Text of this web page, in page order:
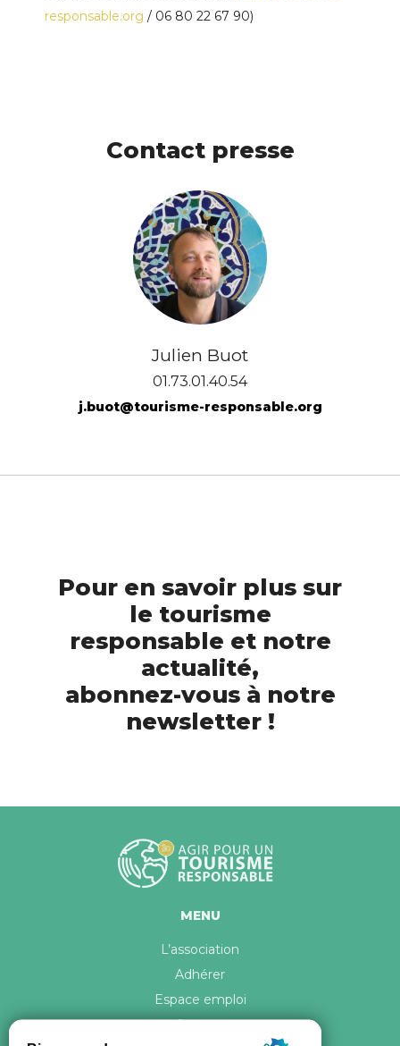
responsable.org / 06 80 22 67 90)
Contact presse
Julien Buot
01.73.01.40.54
j.buot@tourisme-responsable.org
Pour en savoir plus sur
le tourisme
responsable et notre
actualité,
abonnez-vous à notre
newsletter !
MENU
L’association
Adhérer
Espace emploi
Contact